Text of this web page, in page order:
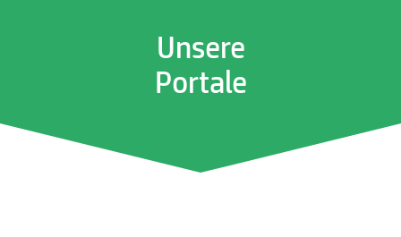
Unsere
Portale